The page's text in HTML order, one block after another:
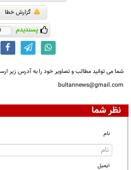
گزارش خطا
پسندیدم
شما می توانید مطالب و تصاویر خود را به آدرس زیر
bultannews@gmail.com
نظر شما
نام
ایمیل